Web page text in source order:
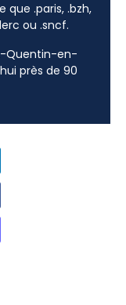
que .paris, .bzh,
ou .sncf.
Quentin-en-
près de 90